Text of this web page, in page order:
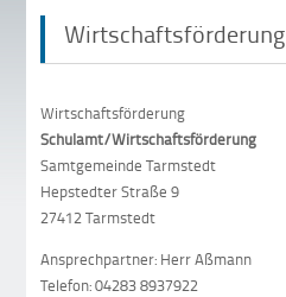
Wirtschaftsförderung
Wirtschaftsförderung
Schulamt/Wirtschaftsförderung
Samtgemeinde Tarmstedt
Hepstedter Straße 9
27412 Tarmstedt
Ansprechpartner: Herr Aßmann
Telefon: 04283 8937922